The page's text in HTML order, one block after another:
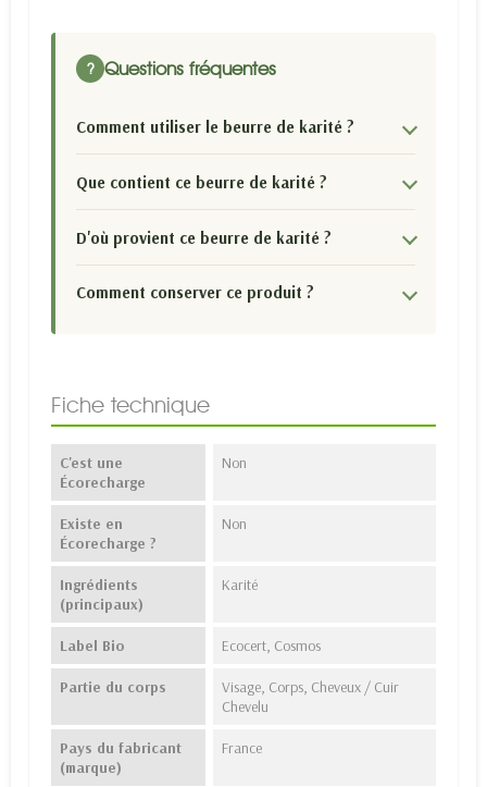
? Questions fréquentes
Comment utiliser le beurre de karité ?
Que contient ce beurre de karité ?
D'où provient ce beurre de karité ?
Comment conserver ce produit ?
Fiche technique
C'est une
Écorecharge
Non
Existe en
Écorecharge ?
Non
Ingrédients
(principaux)
Karité
Label Bio Ecocert, Cosmos
Partie du corps
Visage, Corps, Cheveux / Cuir
Chevelu
Pays du fabricant
(marque)
France